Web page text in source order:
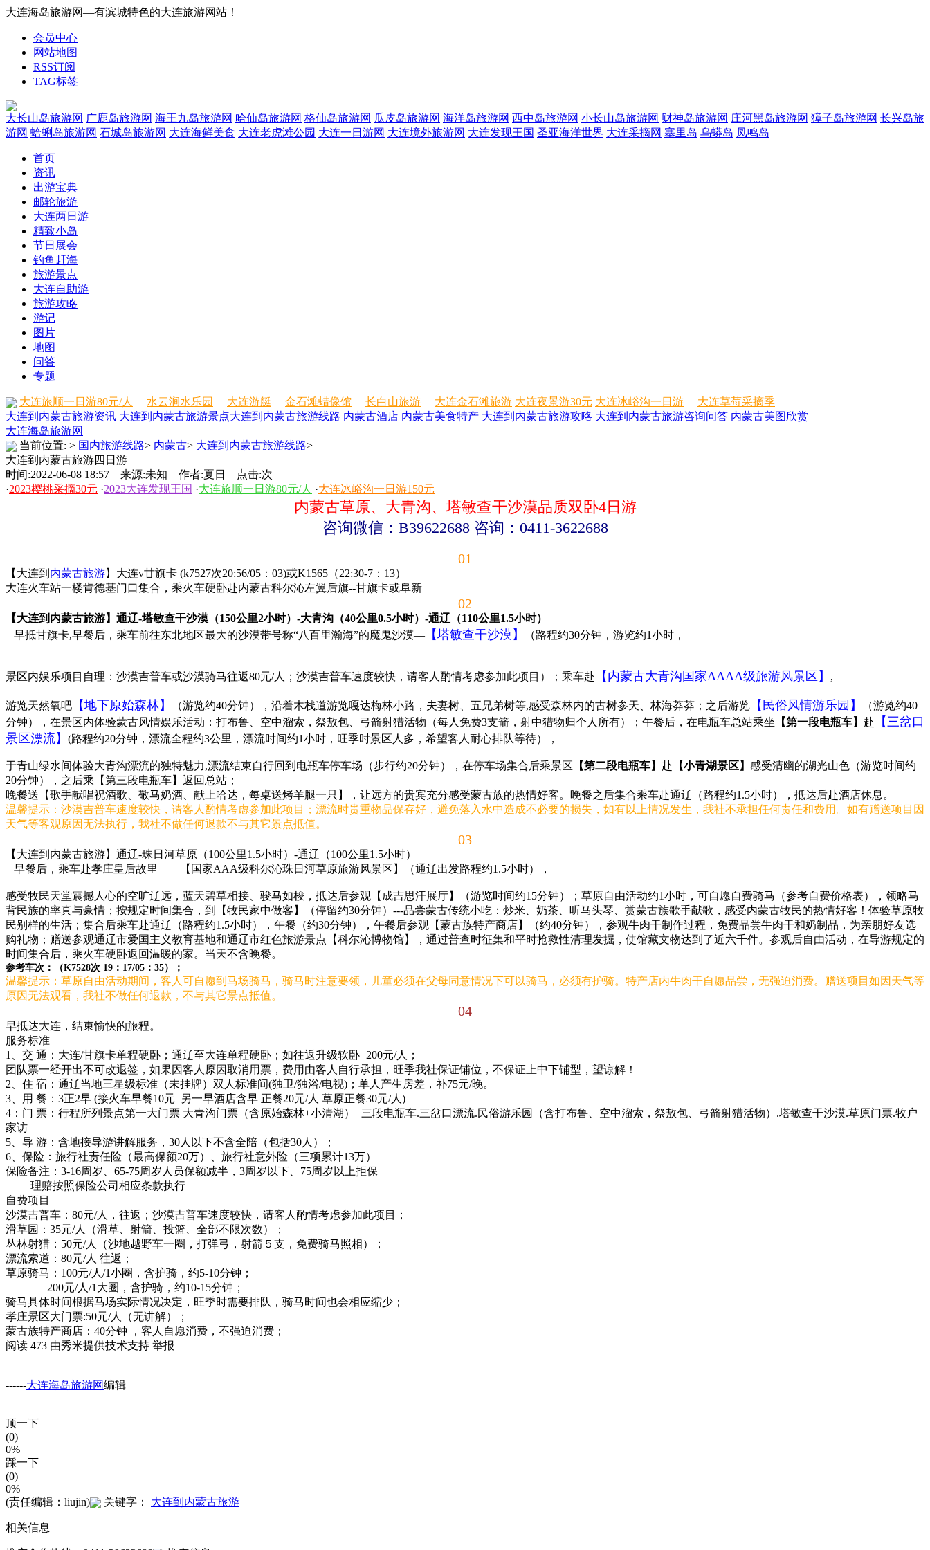
大连海岛旅游网—有滨城特色的大连旅游网站！
会员中心
网站地图
RSS订阅
TAG标签
大长山岛旅游网 广鹿岛旅游网 海王九岛旅游网 哈仙岛旅游网 格仙岛旅游网 瓜皮岛旅游网 海洋岛旅游网 西中岛旅游网 小长山岛旅游网 财神岛旅游网 庄河黑岛旅游网 獐子岛旅游网 长兴岛旅
游网 蛤蜊岛旅游网 石城岛旅游网 大连海鲜美食 大连老虎滩公园 大连一日游网 大连境外旅游网 大连发现王国 圣亚海洋世界 大连采摘网 塞里岛 乌蟒岛 凤鸣岛
首页
资讯
出游宝典
邮轮旅游
大连两日游
精致小岛
节日展会
钓鱼赶海
旅游景点
大连自助游
旅游攻略
游记
图片
地图
问答
专题
大连旅顺一日游80元/人 水云涧水乐园 大连游艇 金石滩蜡像馆 长白山旅游 大连金石滩旅游 大连夜景游30元 大连冰峪沟一日游
大连草莓采摘季
大连到内蒙古旅游资讯 大连到内蒙古旅游景点大连到内蒙古旅游线路 内蒙古酒店 内蒙古美食特产 大连到内蒙古旅游攻略 大连到内蒙古旅游咨询问答 内蒙古美图欣赏
大连海岛旅游网
当前位置: > 国内旅游线路> 内蒙古> 大连到内蒙古旅游线路>
大连到内蒙古旅游四日游
时间:2022-06-08 18:57 来源:未知 作者:夏日 点击:次
·2023樱桃采摘30元 ·2023大连发现王国 ·大连旅顺一日游80元/人 ·大连冰峪沟一日游150元
内蒙古草原、大青沟、塔敏查干沙漠品质双卧4日游
咨询微信：B39622688 咨询：0411-3622688
01
【大连到 内蒙古旅游】大连v甘旗卡 (k7527次20:56/05：03)或K1565（22:30-7：13）
大连火车站一楼肯德基门口集合，乘火车硬卧赴内蒙古科尔沁左翼后旗--甘旗卡或阜新
02
【大连到内蒙古旅游】通辽-塔敏查干沙漠（150公里2小时）-大青沟（40公里0.5小时）-通辽（110公里1.5小时）
早抵甘旗卡,早餐后，乘车前往东北地区最大的沙漠带号称“八百里瀚海”的魔鬼沙漠— 【塔敏查干沙漠】 （路程约30分钟，游览约1小时，
景区内娱乐项目自理：沙漠吉普车或沙漠骑马往返80元/人；沙漠吉普车速度较快，请客人酌情考虑参加此项目）；乘车赴 【内蒙古大青沟国家AAAA级旅游风景区】 ,
游览天然氧吧 【地下原始森林】 （游览约40分钟），沿着木栈道游览嘎达梅林小路，夫妻树、五兄弟树等,感受森林内的古树参天、林海莽莽；之后游览 【民俗风情游乐园】
（游览约40
分钟），在景区内体验蒙古风情娱乐活动：打布鲁、空中溜索，祭敖包、弓箭射猎活物（每人免费3支箭，射中猎物归个人所有）；午餐后，在电瓶车总站乘坐 【第一段电瓶车】 赴
【三岔口
景区漂流】 (路程约20分钟，漂流全程约3公里，漂流时间约1小时，旺季时景区人多，希望客人耐心排队等待），
于青山绿水间体验大青沟漂流的独特魅力,漂流结束自行回到电瓶车停车场（步行约20分钟），在停车场集合后乘景区 【第二段电瓶车】 赴 【小青湖景区】 感受清幽的湖光山色（游览时间约
20分钟），之后乘【第三段电瓶车】返回总站；
晚餐送【歌手献唱祝酒歌、敬马奶酒、献上哈达，每桌送烤羊腿一只】，让远方的贵宾充分感受蒙古族的热情好客。晚餐之后集合乘车赴通辽（路程约1.5小时），抵达后赴酒店休息。
温馨提示：沙漠吉普车速度较快，请客人酌情考虑参加此项目；漂流时贵重物品保存好，避免落入水中造成不必要的损失，如有以上情况发生，我社不承担任何责任和费用。如有赠送项目因
天气等客观原因无法执行，我社不做任何退款不与其它景点抵值。
03
【大连到内蒙古旅游】通辽-珠日河草原（100公里1.5小时）-通辽（100公里1.5小时）
早餐后，乘车赴孝庄皇后故里——【国家AAA级科尔沁珠日河草原旅游风景区】（通辽出发路程约1.5小时），
感受牧民天堂震撼人心的空旷辽远，蓝天碧草相接、骏马如梭，抵达后参观【成吉思汗展厅】（游览时间约15分钟）；草原自由活动约1小时，可自愿自费骑马（参考自费价格表），领略马
背民族的率真与豪情；按规定时间集合，到【牧民家中做客】（停留约30分钟）---品尝蒙古传统小吃：炒米、奶茶、听马头琴、赏蒙古族歌手献歌，感受内蒙古牧民的热情好客！体验草原牧
民别样的生活；集合后乘车赴通辽（路程约1.5小时），午餐（约30分钟），午餐后参观【蒙古族特产商店】（约40分钟），参观牛肉干制作过程，免费品尝牛肉干和奶制品，为亲朋好友选
购礼物；赠送参观通辽市爱国主义教育基地和通辽市红色旅游景点【科尔沁博物馆】，通过普查时征集和平时抢救性清理发掘，使馆藏文物达到了近六千件。参观后自由活动，在导游规定的
时间集合后，乘火车硬卧返回温暖的家。当天不含晚餐。
参考车次：（K7528次 19：17/05：35）；
温馨提示：草原自由活动期间，客人可自愿到马场骑马，骑马时注意要领，儿童必须在父母同意情况下可以骑马，必须有护骑。特产店内牛肉干自愿品尝，无强迫消费。赠送项目如因天气等
原因无法观看，我社不做任何退款，不与其它景点抵值。
04
早抵达大连，结束愉快的旅程。
服务标准
1、交 通：大连/甘旗卡单程硬卧；通辽至大连单程硬卧；如往返升级软卧+200元/人；
团队票一经开出不可改退签，如果因客人原因取消用票，费用由客人自行承担，旺季我社保证铺位，不保证上中下铺型，望谅解！
2、住 宿：通辽当地三星级标准（未挂牌）双人标准间(独卫/独浴/电视)；单人产生房差，补75元/晚。
3、用 餐：3正2早 (接火车早餐10元 另一早酒店含早 正餐20元/人 草原正餐30元/人)
4：门 票：行程所列景点第一大门票 大青沟门票（含原始森林+小清湖）+三段电瓶车.三岔口漂流.民俗游乐园（含打布鲁、空中溜索，祭敖包、弓箭射猎活物）.塔敏查干沙漠.草原门票.牧户
家访
5、导 游：含地接导游讲解服务，30人以下不含全陪（包括30人）；
6、保险：旅行社责任险（最高保额20万）、旅行社意外险（三项累计13万）
保险备注：3-16周岁、65-75周岁人员保额减半，3周岁以下、75周岁以上拒保
理赔按照保险公司相应条款执行
自费项目
沙漠吉普车：80元/人，往返；沙漠吉普车速度较快，请客人酌情考虑参加此项目；
滑草园：35元/人（滑草、射箭、投篮、全部不限次数）；
丛林射猎：50元/人（沙地越野车一圈，打弹弓，射箭５支，免费骑马照相）；
漂流索道：80元/人 往返；
草原骑马：100元/人/1小圈，含护骑，约5-10分钟；
200元/人/1大圈，含护骑，约10-15分钟；
骑马具体时间根据马场实际情况决定，旺季时需要排队，骑马时间也会相应缩少；
孝庄景区大门票:50元/人（无讲解）；
蒙古族特产商店：40分钟 ，客人自愿消费，不强迫消费；
阅读 473 由秀米提供技术支持 举报
------大连海岛旅游网编辑
顶一下
(0)
0%
踩一下
(0)
0%
(责任编辑：liujin)
关键字： 大连到内蒙古旅游
相关信息